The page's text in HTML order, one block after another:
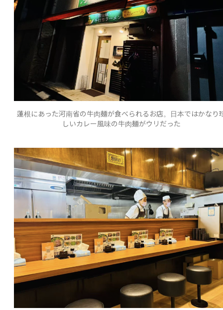
蓮根にあった河南省の牛肉麺が食べられるお店。日本ではかなり
しいカレー風味の牛肉麺がウリだった